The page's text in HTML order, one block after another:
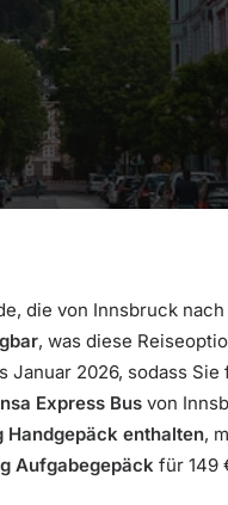
die von Innsbruck
, was diese
2026, sodass
Express Bus von
Handgepäck enthalten,
Aufgabegepäck für 149